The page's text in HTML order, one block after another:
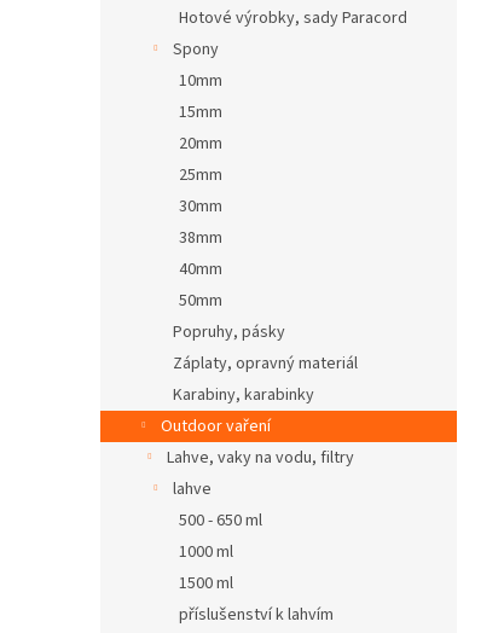
Hotové výrobky, sady Paracord
Spony
10mm
15mm
20mm
25mm
30mm
38mm
40mm
50mm
Popruhy, pásky
Záplaty, opravný materiál
Karabiny, karabinky
Outdoor vaření
Lahve, vaky na vodu, filtry
lahve
500 - 650 ml
1000 ml
1500 ml
příslušenství k lahvím